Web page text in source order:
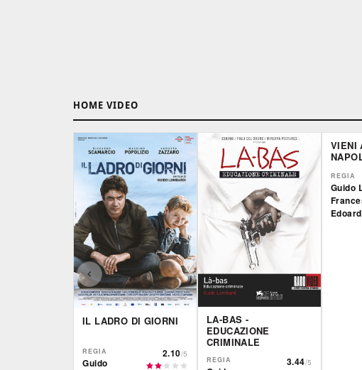
HOME VIDEO
IL LADRO DI GIORNI
REGIA
Guido
2.10/5
LA-BAS -
EDUCAZIONE
CRIMINALE
REGIA 3.44/5
VIENI
REGIA
Guido